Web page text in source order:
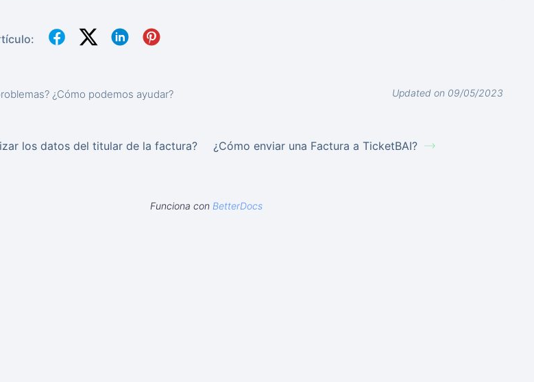
¿Cómo podemos ayudar? Updated on 09/05/2023
los datos del titular de la factura? ¿Cómo enviar una Factura a TicketBAI?
Funciona con BetterDocs